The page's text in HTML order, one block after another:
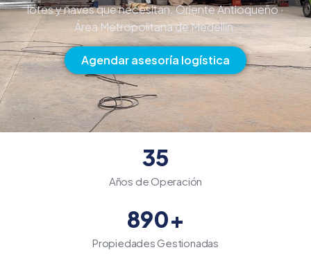
lotes y naves que necesitan. Oriente Antioqueño ·
Área Metropolitana de Medellín.
Agendar asesoría logística
35
Años de Operación
890+
Propiedades Gestionadas